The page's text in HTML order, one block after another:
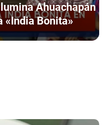
Ahuachapán
«India Bonita»